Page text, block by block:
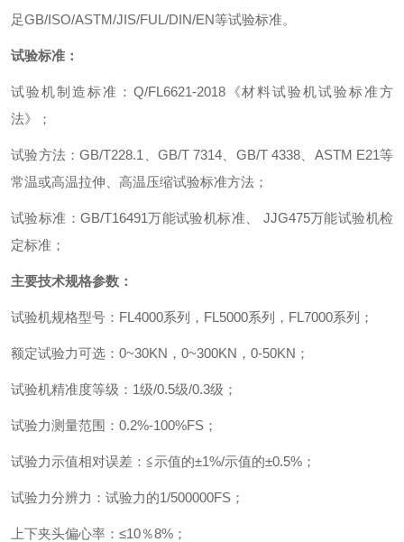
足GB/ISO/ASTM/JIS/FUL/DIN/EN等试验标准。
试验标准：
试验机制造标准 ： Q/FL6621-2018《材料试验机试验标准方
法》
；
试验方法 ：GB/T228.1 GB/T 7314 GB/T 4338 ASTM E21等
常温或高温拉伸、高温压缩试验标准方法 ；
试验标准 ： GB/T16491万能试验机标准、 JJG475万能试验机检
定标准 ；
主要技术规格参数 ：
试验机规格型号 ： FL4000系列 ， FL5000系列 ， FL7000系列 ；
额定试验力可选 ： 0~30KN ， 0~300KN ， 0-50KN ；
试验机精准度等级 ： 1级/0.5级/0.3级 ；
试验力测量范围 ： 0.2%-100%FS ；
试验力示值相对误差 ： ≦示值的±1%/示值的±0.5% ；
试验力分辨力 ： 试验力的1/500000FS ；
上下夹头偏心率 ： ≤10％8% ；